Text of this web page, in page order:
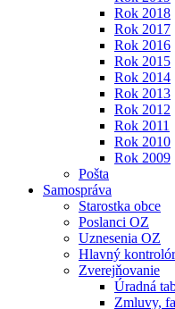
Rok 2018
Rok 2017
Rok 2016
Rok 2015
Rok 2014
Rok 2013
Rok 2012
Rok 2011
Rok 2010
Rok 2009
Pošta
Samospráva
Starostka obce
Poslanci OZ
Uznesenia OZ
Hlavný
Zverejňovanie
Úradná
Zmluvy,